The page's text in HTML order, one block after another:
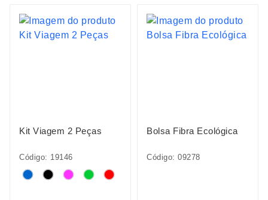
Kit Viagem 2 Peças
Código: 19146
Bolsa Fibra Ecológica
Código: 09278